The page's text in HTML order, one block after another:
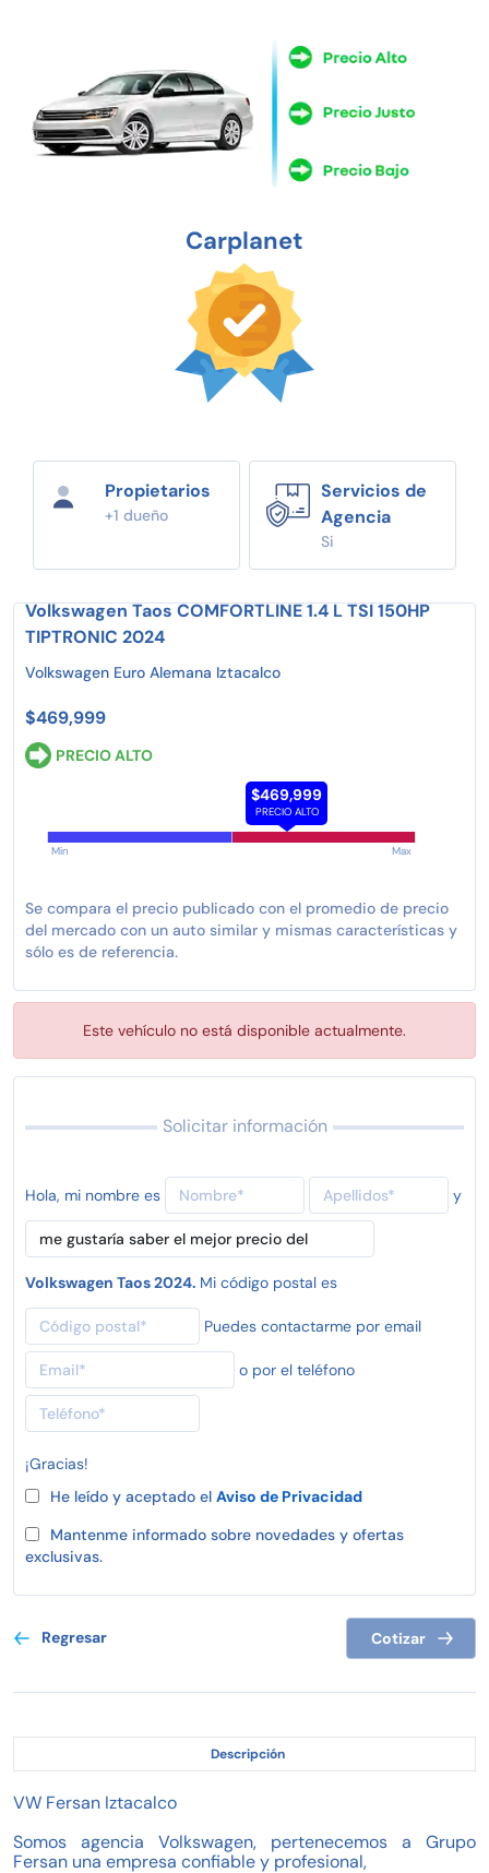
Carplanet
Propietarios
+1 dueño
Servicios de
Agencia
Si
Volkswagen Taos COMFORTLINE 1.4 L TSI 150HP
TIPTRONIC 2024
Volkswagen Euro Alemana Iztacalco
$469,999
PRECIO ALTO
$469,999
PRECIO ALTO
Min Max
Se compara el precio publicado con el promedio de precio
del mercado con un auto similar y mismas características y
sólo es de referencia.
Este vehículo no está disponible actualmente.
Solicitar información
Hola, mi nombre es y
Volkswagen Taos 2024. Mi código postal es
Puedes contactarme por email
o por el teléfono
¡Gracias!
He leído y aceptado el Aviso de Privacidad
Mantenme informado sobre novedades y ofertas
exclusivas.
Regresar Cotizar
Descripción
VW Fersan Iztacalco
Somos agencia Volkswagen, pertenecemos a Grupo
Fersan una empresa confiable y profesional,